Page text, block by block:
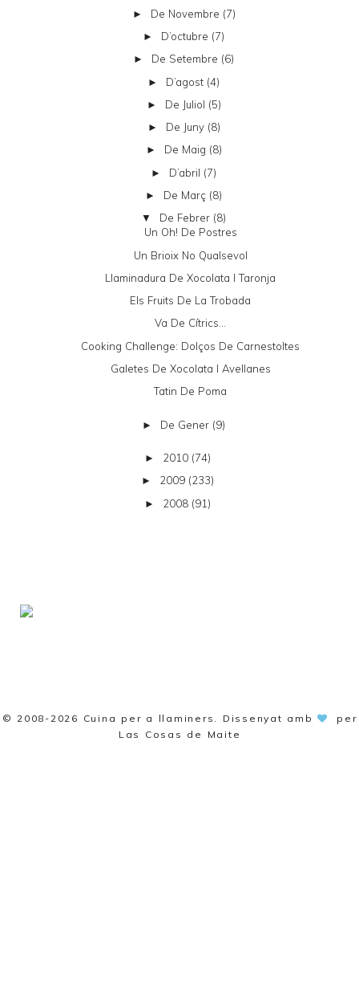
► De Novembre (7)
► D’octubre (7)
► De Setembre (6)
► D’agost (4)
► De Juliol (5)
► De Juny (8)
► De Maig (8)
► D’abril (7)
► De Març (8)
▼ De Febrer (8)
Un Oh! De Postres
Un Brioix No Qualsevol
Llaminadura De Xocolata I Taronja
Els Fruits De La Trobada
Va De Cítrics...
Cooking Challenge: Dolços De Carnestoltes
Galetes De Xocolata I Avellanes
Tatin De Poma
► De Gener (9)
► 2010 (74)
► 2009 (233)
► 2008 (91)
© 2008-2026 Cuina per a llaminers . Dissenyat amb
per
Las Cosas de Maite